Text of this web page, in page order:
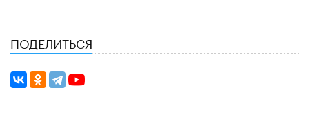
ПОДЕЛИТЬСЯ